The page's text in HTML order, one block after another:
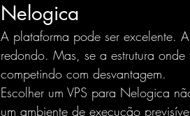
Nelogica
A plataforma pode ser excelente.
redondo. Mas, se a estrutura
competindo com desvantagem.
Escolher um VPS para Nelogica
um ambiente de execução